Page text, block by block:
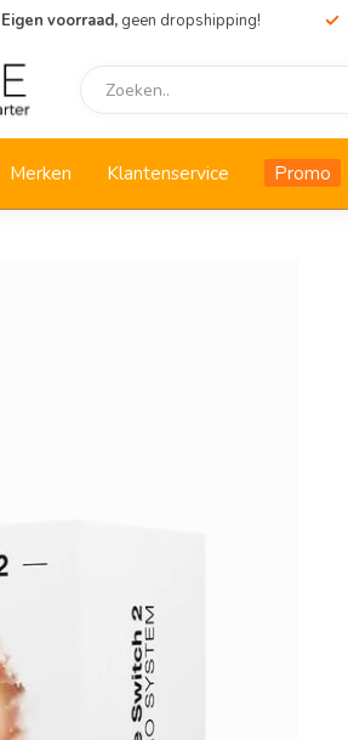
Eigen voorraad, geen dropshipping!
Merken Klantenservice Promo